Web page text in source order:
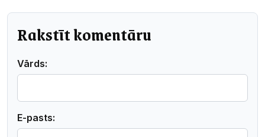
Rakstīt komentāru
Vārds:
E-pasts: